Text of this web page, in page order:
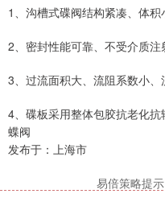
1、沟槽式碟阀结构紧凑、体
2、密封性能可靠、不受介质注
3、过流面积大、流阻系数小、
4、碟板采用整体包胶抗老化
蝶阀
发布于：上海市
易倍策略提